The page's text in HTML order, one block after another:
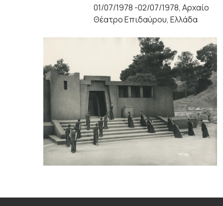
01/07/1978 -02/07/1978, Αρχαίο
Θέατρο Επιδαύρου, Ελλάδα